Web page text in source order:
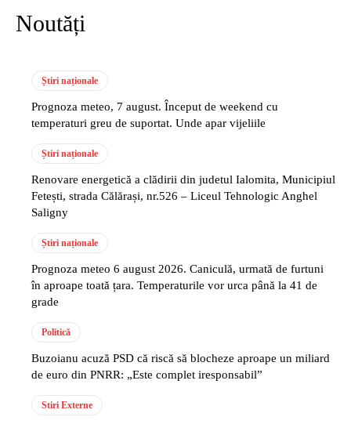
Noutăți
Știri naționale
Prognoza meteo, 7 august. Început de weekend cu
temperaturi greu de suportat. Unde apar vijeliile
Știri naționale
Renovare energetică a clădirii din judetul Ialomita, Municipiul
Fetești, strada Călărași, nr.526 – Liceul Tehnologic Anghel
Saligny
Știri naționale
Prognoza meteo 6 august 2026. Caniculă, urmată de furtuni
în aproape toată țara. Temperaturile vor urca până la 41 de
grade
Politică
Buzoianu acuză PSD că riscă să blocheze aproape un miliard
de euro din PNRR: „Este complet iresponsabil”
Stiri Externe